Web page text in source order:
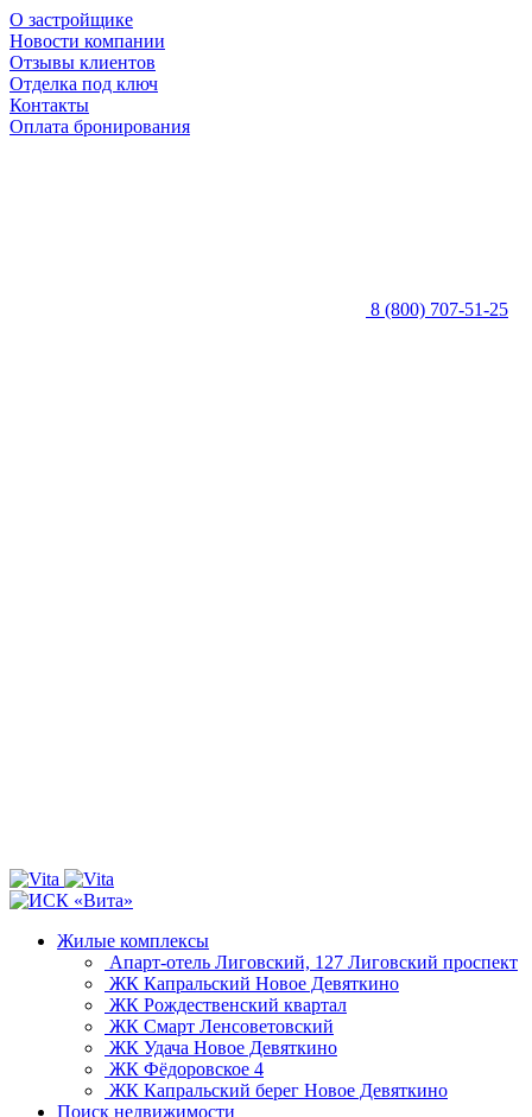
О застройщике
Новости компании
Отзывы клиентов
Отделка под ключ
Контакты
Оплата бронирования
8 (800) 707-51-25
Жилые комплексы
Апарт-отель Лиговский, 127 Лиговский проспект
ЖК Капральский Новое Девяткино
ЖК Рождественский квартал
ЖК Смарт Ленсоветовский
ЖК Удача Новое Девяткино
ЖК Фёдоровское 4
ЖК Капральский берег Новое Девяткино
Поиск недвижимости